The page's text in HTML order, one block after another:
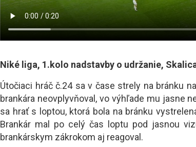
Niké liga, 1.kolo nadstavby o udržanie,
Útočiaci hráč č.24 sa v čase strely na bránku
brankára neovplyvňoval, vo výhľade mu jasne
sa hrať s loptou, ktorá bola na bránku
Brankár mal po celý čas loptu pod jasnou
brankárskym zákrokom aj reagoval.